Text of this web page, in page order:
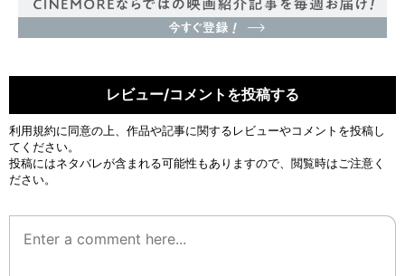
レビュー/コメントを投稿する
利用規約に同意の上、作品や記事に関するレビューやコメントを投稿し
てください。
投稿にはネタバレが含まれる可能性もありますので、閲覧時はご注意く
ださい。